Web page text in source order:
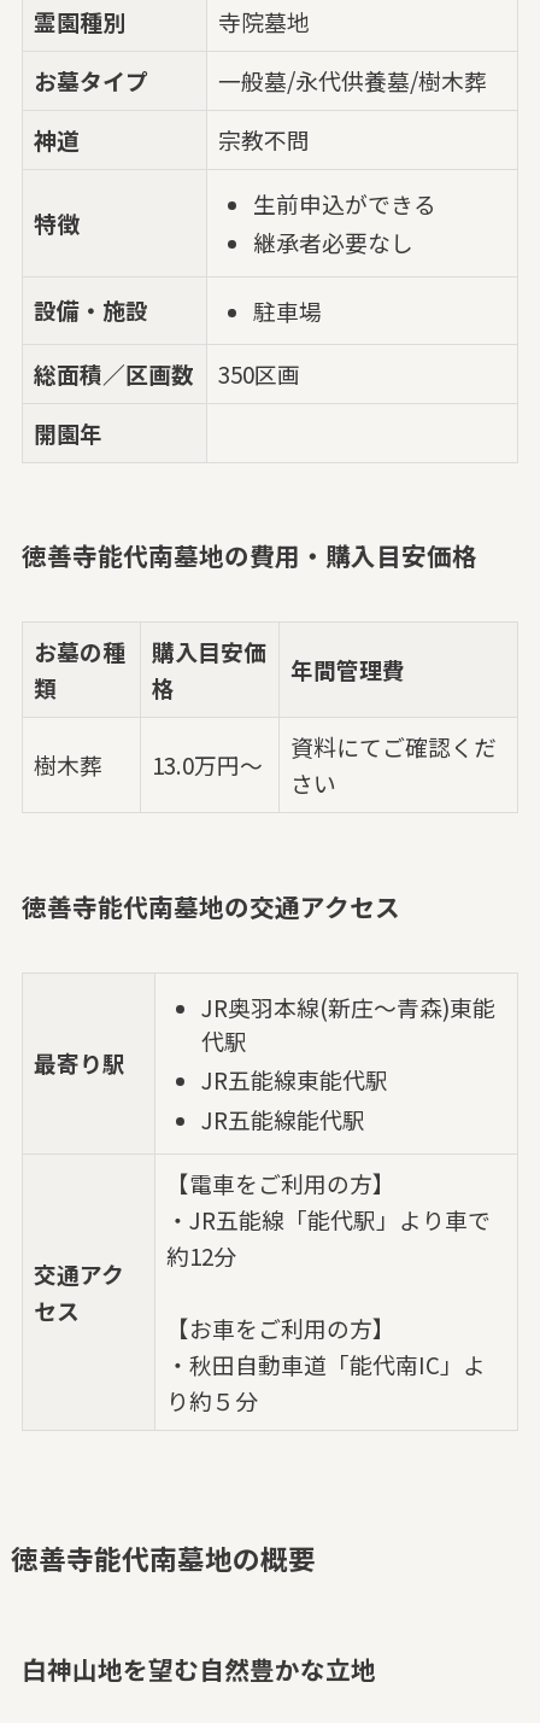
霊園種別
寺院墓地
お墓タイプ
一般墓/永代供養墓/樹木葬
神道
宗教不問
特徴
生前申込ができる
継承者必要なし
設備・施設
駐車場
総面積／区画数
350区画
開園年
徳善寺能代南墓地の費用・購入目安価格
お墓の種
類
購入目安価
格
年間管理費
樹木葬 13.0万円～
資料にてご確認くだ
さい
徳善寺能代南墓地の交通アクセス
最寄り駅
JR奥羽本線(新庄～青森)東能
代駅
JR五能線東能代駅
JR五能線能代駅
交通アク
セス
【電車をご利用の方】
・JR五能線「能代駅」より車で
約12分
【お車をご利用の方】
・秋田自動車道「能代南IC」よ
り約５分
徳善寺能代南墓地の概要
白神山地を望む自然豊かな立地